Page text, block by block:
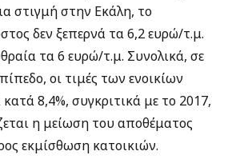
στιγμή στην Εκάλη, το
δεν ξεπερνά τα 6,2 ευρώ/τ.μ.
τα 6 ευρώ/τ.μ. Συνολικά, σε
οι τιμές των ενοικίων
8,4%, συγκριτικά με το 2017,
η μείωση του αποθέματος
εκμίσθωση κατοικιών.